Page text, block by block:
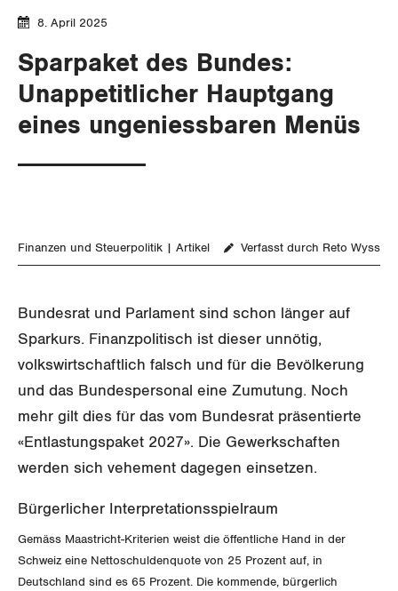
Gewerkschaftsrechte
Arbeitssicherheit und Gesundheitsschutz
SOZIALPOLITIK
Invalidenversicherung
Gesundheit
Verkehr
Kommunikation und Medien
MIGRATION
GEWERKSCHAFTSPOLITIK
International
SERVICE
DER SGB
WIR ÜBER UNS
GREMIEN
Publikationen
8. April 2025
Sparpaket des Bundes:
Unappetitlicher Hauptgang
eines ungeniessbaren Menüs
Finanzen und Steuerpolitik Artikel Verfasst durch Reto Wyss
Bundesrat und Parlament sind schon länger auf
Sparkurs. Finanzpolitisch ist dieser unnötig,
volkswirtschaftlich falsch und für die Bevölkerung
und das Bundespersonal eine Zumutung. Noch
mehr gilt dies für das vom Bundesrat präsentierte
«Entlastungspaket 2027». Die Gewerkschaften
werden sich vehement dagegen einsetzen.
Bürgerlicher Interpretationsspielraum
Gemäss Maastricht-Kriterien weist die öffentliche Hand in der
Schweiz eine Nettoschuldenquote von 25 Prozent auf, in
Deutschland sind es 65 Prozent. Die kommende, bürgerlich